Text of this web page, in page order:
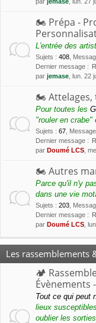
🏍 Prépa -
L'entrée des
Sujets : 408
Dernier message :
par jemase , lun. 22
🏍 Attelages,
Pour toutes les
"rouler en crabe"
Sujets : 67
Dernier message :
par Doumé LCS ,
🏍 Autres
Parce qu'il n'y
dans une vie
Sujets : 203
Dernier message :
par Doumé LCS ,
Les rassemblements
🏕
Évènements
Tout ce qui peut
lieux
oublier les